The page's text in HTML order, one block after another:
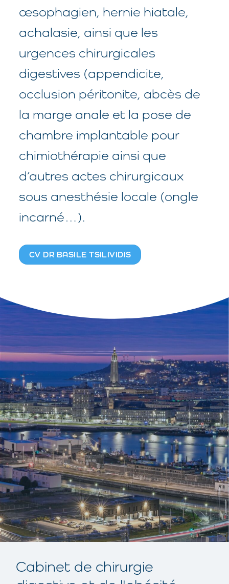
œsophagien, hernie hiatale,
achalasie, ainsi que les
urgences chirurgicales
digestives (appendicite,
occlusion péritonite, abcès de
la marge anale et la pose de
chambre implantable pour
chimiothérapie ainsi que
d’autres actes chirurgicaux
sous anesthésie locale (ongle
incarné…).
CV DR BASILE TSILIVIDIS
Cabinet de chirurgie